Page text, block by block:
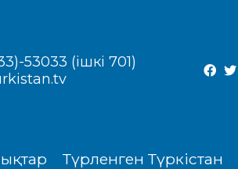
53033 (ішкі 701)
Түрленген Түркістан